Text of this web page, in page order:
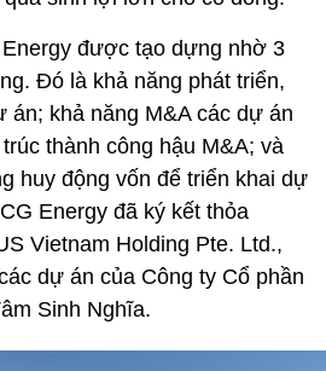
được tạo dựng nhờ 3
Đó là khả năng phát triển,
án; khả năng M&A các dự án
thành công hậu M&A; và
huy động vốn để triển khai dự
Energy đã ký kết thỏa
Vietnam Holding Pte. Ltd.,
dự án của Công ty Cổ phần
Sinh Nghĩa.